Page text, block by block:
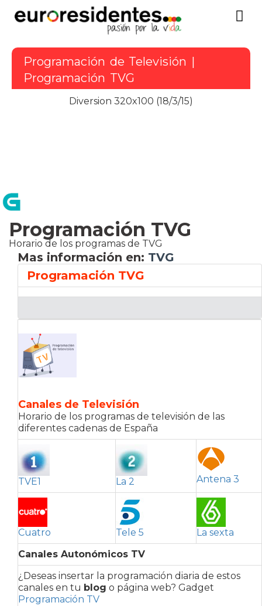
Programación de Televisión
Programación TVG
Diversion 320x100 (18/3/15)
Programación TVG
Horario de los programas de TVG
Mas información en: TVG
Programación TVG
Canales de Televisión
Horario de los programas de televisión de las
diferentes cadenas de España
TVE1 La 2 Antena 3
Cuatro Tele 5
La sexta
Canales Autonómicos TV
¿Deseas insertar la programación diaria de estos
canales en tu blog o página web? Gadget
Programación TV